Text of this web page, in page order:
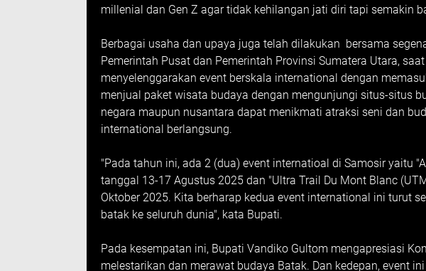
millenial dan Gen Z agar tidak kehilangan jati diri tapi semakin
Berbagai usaha dan upaya juga telah dilakukan bersama
Pemerintah Pusat dan Pemerintah Provinsi Sumatera Utara,
menyelenggarakan event berskala international dengan
menjual paket wisata budaya dengan mengunjungi situs-situs
negara maupun nusantara dapat menikmati atraksi seni dan
international berlangsung.
"Pada tahun ini, ada 2 (dua) event internatioal di Samosir yaitu
tanggal 13-17 Agustus 2025 dan "Ultra Trail Du Mont Blanc
Oktober 2025. Kita berharap kedua event international ini turut
batak ke seluruh dunia", kata Bupati.
Pada kesempatan ini, Bupati Vandiko Gultom mengapresiasi
melestarikan dan merawat budaya Batak. Dan kedepan, event